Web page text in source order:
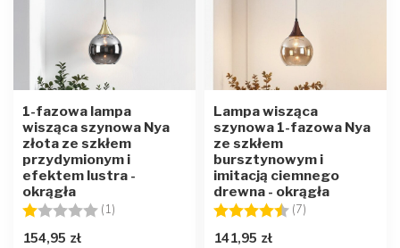
1-fazowa lampa
wisząca szynowa Nya
złota ze szkłem
przydymionym i
efektem lustra -
okrągła
Ocena:
(1) 1.0 na 5 gwiazdek
154,95 zł
Lampa wisząca
szynowa 1-fazowa Nya
ze szkłem
bursztynowym i
imitacją ciemnego
drewna - okrągła
Ocena:
(7)
141,95 zł